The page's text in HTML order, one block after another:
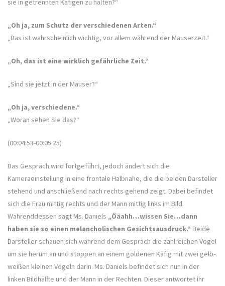
sie in getrennten Käfigen zu halten?“
„Oh ja, zum Schutz der verschiedenen Arten.“
„Das ist wahrscheinlich wichtig, vor allem während der Mauserzeit.“
„Oh, das ist eine wirklich gefährliche Zeit.“
„Sind sie jetzt in der Mauser?“
„Oh ja, verschiedene.“
„Woran sehen Sie das?“
(00:04:53-00:05:25)
Das Gespräch wird fortgeführt, jedoch ändert sich die
Kameraeinstellung in eine frontale Halbnahe, die die beiden Darsteller
stehend und anschließend nach rechts gehend zeigt. Dabei befindet
sich die Frau mittig rechts und der Mann mittig links im Bild.
Währenddessen sagt Ms. Daniels „Öäahh…wissen Sie…dann
haben sie so einen melancholischen Gesichtsausdruck.“ Beide
Darsteller schauen sich während dem Gespräch die zahlreichen Vögel
um sie herum an und stoppen an einem goldenen Käfig mit zwei gelb-
weißen kleinen Vögeln darin. Ms. Daniels befindet sich nun in der
linken Bildhälfte und der Mann in der Rechten. Dieser antwortet ihr